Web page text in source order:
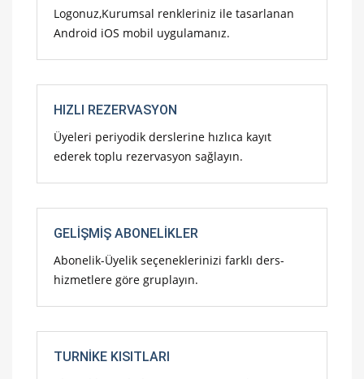
Logonuz,Kurumsal renkleriniz ile tasarlanan
Android iOS mobil uygulamanız.
HIZLI REZERVASYON
Üyeleri periyodik derslerine hızlıca kayıt
ederek toplu rezervasyon sağlayın.
GELIŞMIŞ ABONELIKLER
Abonelik-Üyelik seçeneklerinizi farklı ders-
hizmetlere göre gruplayın.
TURNIKE KISITLARI